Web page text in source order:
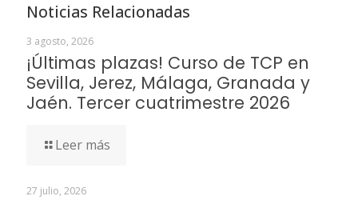
Noticias Relacionadas
3 agosto, 2026
¡Últimas plazas! Curso de TCP en
Sevilla, Jerez, Málaga, Granada y
Jaén. Tercer cuatrimestre 2026
Leer más
27 julio, 2026